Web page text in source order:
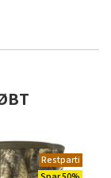
Restparti